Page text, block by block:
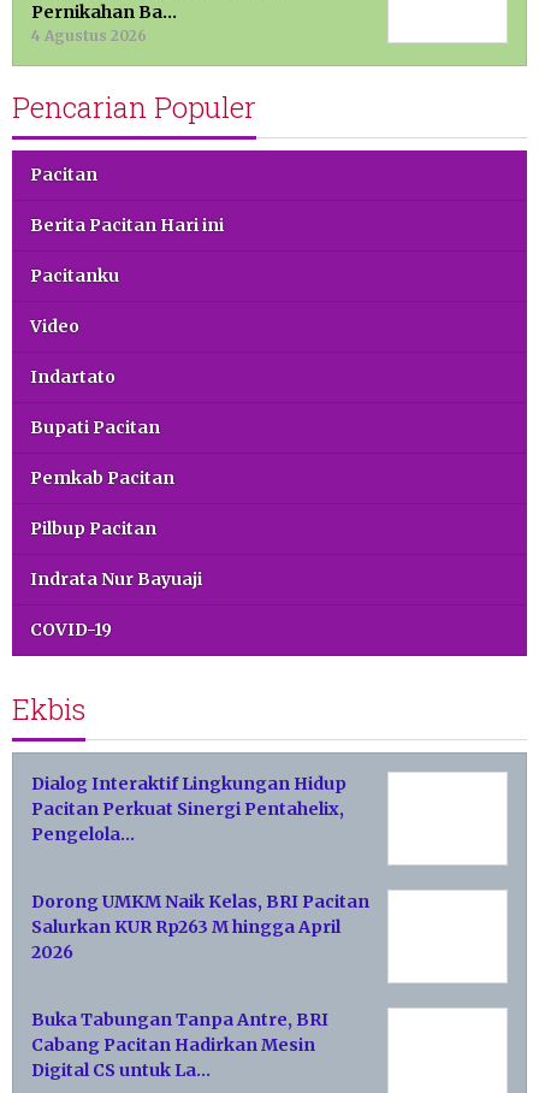
Pernikahan Ba…
4 Agustus 2026
Pencarian Populer
Pacitan
Berita Pacitan Hari ini
Pacitanku
Video
Indartato
Bupati Pacitan
Pemkab Pacitan
Pilbup Pacitan
Indrata Nur Bayuaji
COVID-19
Ekbis
Dialog Interaktif Lingkungan Hidup
Pacitan Perkuat Sinergi Pentahelix,
Pengelola…
Dorong UMKM Naik Kelas, BRI Pacitan
Salurkan KUR Rp263 M hingga April
2026
Buka Tabungan Tanpa Antre, BRI
Cabang Pacitan Hadirkan Mesin
Digital CS untuk La…